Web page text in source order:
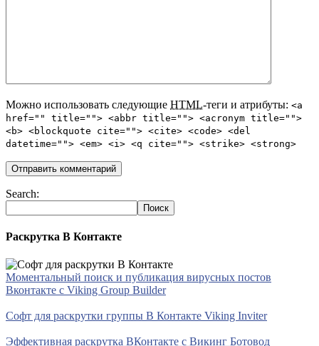
Можно использовать следующие HTML-теги и атрибуты: <a
href="" title=""> <abbr title=""> <acronym title="">
<b> <blockquote cite=""> <cite> <code> <del
datetime=""> <em> <i> <q cite=""> <strike> <strong>
Search:
Раскрутка В Контакте
Моментальный поиск и публикация вирусных постов
Вконтакте с Viking Group Builder
Софт для раскрутки группы В Контакте Viking Inviter
Эффективная раскрутка ВКонтакте с Викинг Ботовод